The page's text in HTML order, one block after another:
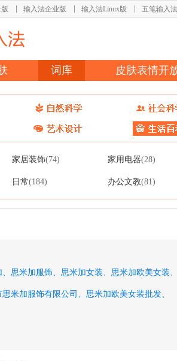
输入法企业版 输入法Linux版 五笔输入法
词库 皮肤表情开
家居装饰(74) 家用电器(28)
日常(184) 办公文教(81)
思米加服饰、 思米加女装、 思米加欧美女装
米加服饰有限公司、 思米加欧美女装批发、